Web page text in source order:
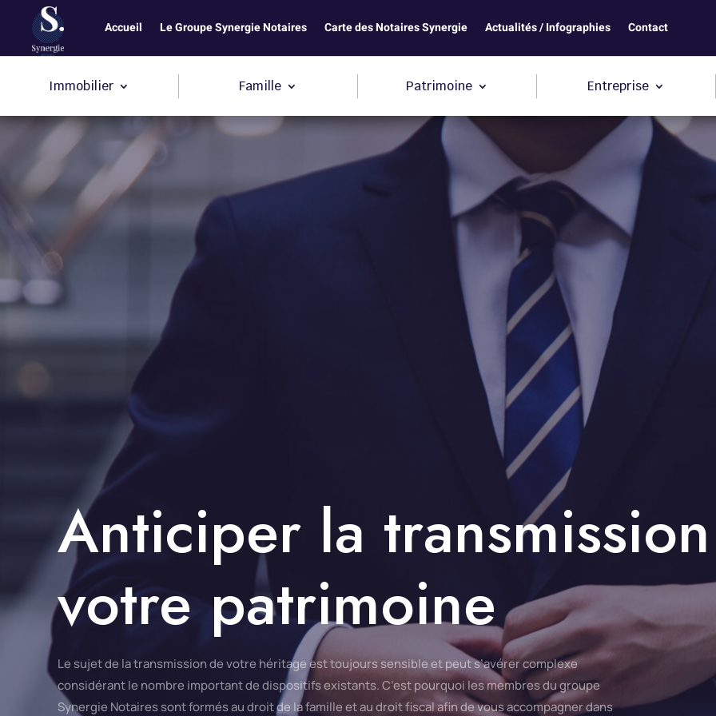
Accueil Le Groupe Synergie Notaires Carte des Notaires Synergie Actualités / Infographies Contact
Immobilier Famille Patrimoine Entreprise
Anticiper la
votre patrimoine
Le sujet de la transmission de votre héritage est toujours sensible et peut s’avérer complexe
considérant le nombre important de dispositifs existants.C’est pourquoi les membres du groupe
Synergie Notairessont formés au droit de la famille et au droit fiscal afin de vous accompagner dans